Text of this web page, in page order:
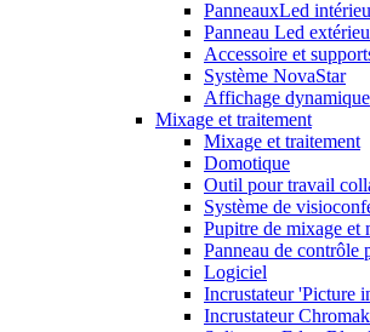
PanneauxLed
Panneau Led
Accessoire et
Système NovaStar
Affichage dynamique
Mixage et traitement
Mixage et traitement
Domotique
Outil pour travail
Système de
Pupitre de mixage et
Panneau de contrôle
Logiciel
Incrustateur 'Picture
Incrustateur